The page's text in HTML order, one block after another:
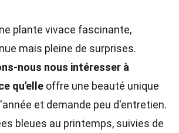
plante vivace fascinante,
mais pleine de surprises.
nous nous intéresser à
qu'elle offre une beauté unique
et demande peu d'entretien.
bleues au printemps, suivies de